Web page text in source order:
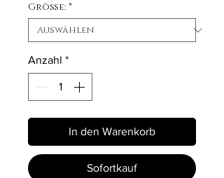
Größe: *
Anzahl *
In den Warenkorb
Sofortkauf